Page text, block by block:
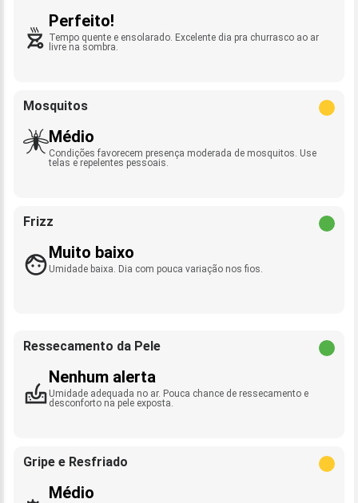
Perfeito!
Tempo quente e ensolarado. Excelente dia pra churrasco ao ar
livre na sombra.
Mosquitos
Médio
Condições favorecem presença moderada de mosquitos. Use
telas e repelentes pessoais.
Frizz
Muito baixo
Umidade baixa. Dia com pouca variação nos fios.
Ressecamento da Pele
Nenhum alerta
Umidade adequada no ar. Pouca chance de ressecamento e
desconforto na pele exposta.
Gripe e Resfriado
Médio